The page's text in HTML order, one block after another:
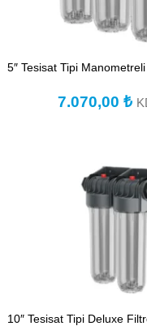
5″ Tesisat Tipi
7.070,00 ₺
10″ Tesisat Tipi Deluxe